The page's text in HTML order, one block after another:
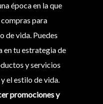
época en la que
para
de vida. Puedes
en tu estrategia de
y servicios
el estilo de vida.
promociones y